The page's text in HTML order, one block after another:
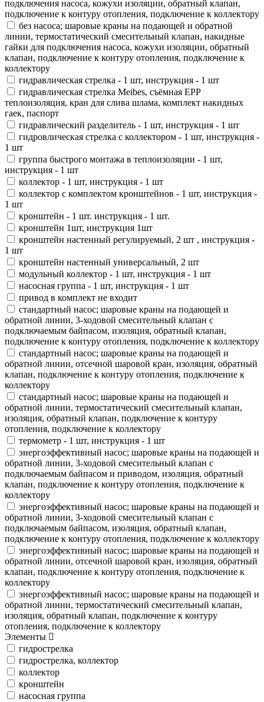
подключения насоса, кожухи изоляции, обратный клапан,
подключение к контуру отопления, подключение к коллектору
без насоса; шаровые краны на подающей и обратной
линии, термостатический смесительный клапан, накидные
гайки для подключения насоса, кожухи изоляции, обратный
клапан, подключение к контуру отопления, подключение к
коллектору
гидравлическая стрелка - 1 шт, инструкция - 1 шт
гидравлическая стрелка Meibes, съёмная EPP
теплоизоляция, кран для слива шлама, комплект накидных
гаек, паспорт
гидравлический разделитель - 1 шт, инструкция - 1 шт
гидровлическая стрелка с коллектором - 1 шт, инструкция -
1 шт
группа быстрого монтажа в теплоизоляции - 1 шт,
инструкция - 1 шт
коллектор - 1 шт, инструкция - 1 шт
коллектор с комплектом кронштейнов - 1 шт, инструкция -
1 шт
кронштейн - 1 шт. инструкция - 1 шт.
кронштейн 1шт, инструкция 1шт
кронштейн настенный регулируемый, 2 шт , инструкция -
1 шт
кронштейн настенный универсальный, 2 шт
модульный коллектор - 1 шт, инструкция - 1 шт
насосная группа - 1 шт, инструкция - 1 шт
привод в комплект не входит
стандартный насос; шаровые краны на подающей и
обратной линии, 3-ходовой смесительный клапан с
подключаемым байпасом, изоляция, обратный клапан,
подключение к контуру отопления, подключение к коллектору
стандартный насос; шаровые краны на подающей и
обратной линии, отсечной шаровой кран, изоляция, обратный
клапан, подключение к контуру отопления, подключение к
коллектору
стандартный насос; шаровые краны на подающей и
обратной линии, термостатический смесительный клапан,
изоляция, обратный клапан, подключение к контуру
отопления, подключение к коллектору
термометр - 1 шт, инструкция - 1 шт
энергоэффективный насос; шаровые краны на подающей и
обратной линии, 3-ходовой смесительный клапан с
подключаемым байпасом и приводом, изоляция, обратный
клапан, подключение к контуру отопления, подключение к
коллектору
энергоэффективный насос; шаровые краны на подающей и
обратной линии, 3-ходовой смесительный клапан с
подключаемым байпасом, изоляция, обратный клапан,
подключение к контуру отопления, подключение к коллектору
энергоэффективный насос; шаровые краны на подающей и
обратной линии, отсечной шаровой кран, изоляция, обратный
клапан, подключение к контуру отопления, подключение к
коллектору
энергоэффективный насос; шаровые краны на подающей и
обратной линии, термостатический смесительный клапан,
изоляция, обратный клапан, подключение к контуру
отопления, подключение к коллектору
Элементы
гидрострелка
гидрострелка, коллектор
коллектор
кронштейн
насосная группа